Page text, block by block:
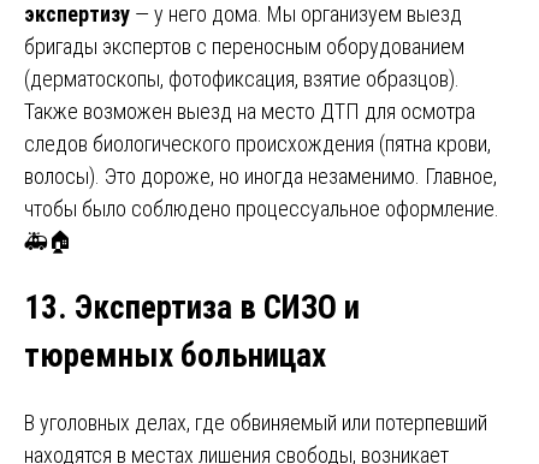
экспертизу — у него дома. Мы организуем выезд
бригады экспертов с переносным оборудованием
(дерматоскопы, фотофиксация, взятие образцов).
Также возможен выезд на место ДТП для осмотра
следов биологического происхождения (пятна крови,
волосы). Это дороже, но иногда незаменимо. Главное,
чтобы было соблюдено процессуальное оформление.
🚑🏠
13. Экспертиза в СИЗО и
тюремных больницах
В уголовных делах, где обвиняемый или потерпевший
находятся в местах лишения свободы, возникает